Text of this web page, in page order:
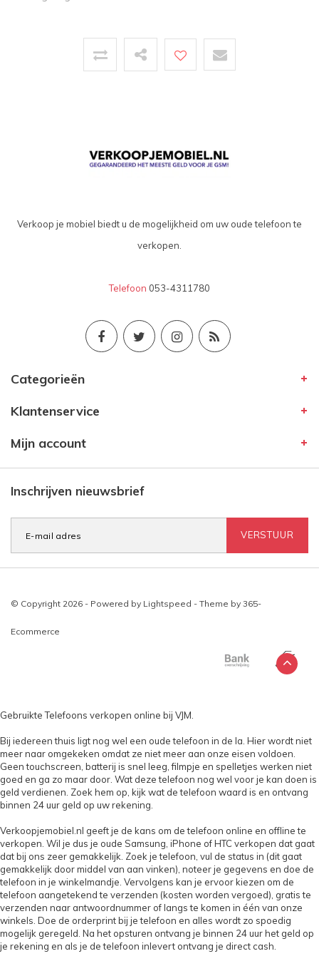
Verkoop je mobiel biedt u de mogelijkheid om uw oude telefoon te
verkopen.
Telefoon 053-4311780
Categorieën
Klantenservice
Mijn account
Inschrijven nieuwsbrief
VERSTUUR
© Copyright 2026 - Powered by Lightspeed - Theme by 365-
Ecommerce
Gebruikte Telefoons verkopen online bij VJM.
Bij iedereen thuis ligt nog wel een oude telefoon in de la. Hier wordt niet
meer naar omgekeken omdat ze niet meer aan onze eisen voldoen.
Geen touchscreen, batterij is snel leeg, filmpje en spelletjes werken niet
goed en ga zo maar door. Wat deze telefoon nog wel voor je kan doen is
geld verdienen. Zoek hem op, kijk wat de telefoon waard is en ontvang
binnen 24 uur geld op uw rekening.
Verkoopjemobiel.nl geeft je de kans om de telefoon online en offline te
verkopen. Wil je dus je oude Samsung, iPhone of HTC verkopen dat gaat
dat bij ons zeer gemakkelijk. Zoek je telefoon, vul de status in (dit gaat
gemakkelijk door middel van aan vinken), noteer je gegevens en doe de
telefoon in je winkelmandje. Vervolgens kan je ervoor kiezen om de
telefoon aangetekend te verzenden (kosten worden vergoed), gratis te
verzenden naar antwoordnummer of langs te komen in één van onze
winkels. Doe de orderprint bij je telefoon en alles wordt zo spoedig
mogelijk geregeld. Na het opsturen ontvang je binnen 24 uur het geld op
je rekening en als je de telefoon inlevert ontvang je direct cash.